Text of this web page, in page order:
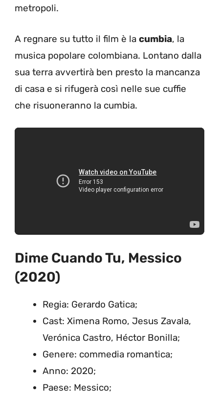
metropoli.
A regnare su tutto il film è la cumbia, la
musica popolare colombiana. Lontano dalla
sua terra avvertirà ben presto la mancanza
di casa e si rifugerà così nelle sue cuffie
che risuoneranno la cumbia.
Dime Cuando Tu, Messico
(2020)
Regia: Gerardo Gatica;
Cast: Ximena Romo, Jesus Zavala,
Verónica Castro, Héctor Bonilla;
Genere: commedia romantica;
Anno: 2020;
Paese: Messico;